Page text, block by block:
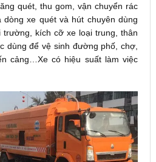
quét, thu gom, vận chuyển rác
xe quét và hút chuyên dùng
trường, kích cỡ xe loại trung, thân
dùng để vệ sinh đường phố, chợ,
cảng…Xe có hiệu suất làm việc